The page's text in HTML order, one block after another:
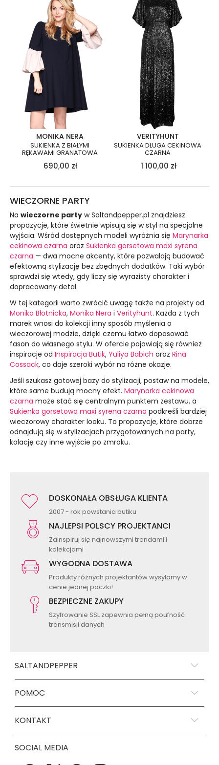
MONIKA NERA
SUKIENKA Z BIAŁYMI
RĘKAWAMI GRANATOWA
690,00 zł
VERITYHUNT
SUKIENKA DŁUGA CEKINOWA
CZARNA
1 100,00 zł
WIECZORNE PARTY
Na wieczorne party w Saltandpepper.pl znajdziesz
propozycje, które świetnie wpisują się w styl na specjalne
wyjścia. Wśród dostępnych modeli wyróżnia się Marynarka
cekinowa czarna oraz Sukienka gorsetowa maxi syrena
czarna — dwa mocne akcenty, które pozwalają budować
efektowną stylizację bez zbędnych dodatków. Taki wybór
sprawdzi się wtedy, gdy liczy się wyrazisty charakter i
dopracowany detal.
W tej kategorii warto zwrócić uwagę także na projekty od
Monika Błotnicka, Monika Nera i Verityhunt. Każda z tych
marek wnosi do kolekcji inny sposób myślenia o
wieczorowej modzie, dzięki czemu łatwo dopasować
fason do własnego stylu. W ofercie pojawiają się również
inspiracje od Inspiracja Butik, Yuliya Babich oraz Rina
Cossack, co daje szeroki wybór na różne okazje.
Jeśli szukasz gotowej bazy do stylizacji, postaw na modele,
które same budują mocny efekt. Marynarka cekinowa
czarna może stać się centralnym punktem zestawu, a
Sukienka gorsetowa maxi syrena czarna podkreśli bardziej
wieczorowy charakter looku. To propozycje, które dobrze
odnajdują się w stylizacjach przygotowanych na party,
kolację czy inne wyjście po zmroku.
DOSKONAŁA OBSŁUGA KLIENTA
2007 - rok powstania butiku
NAJLEPSI POLSCY PROJEKTANCI
Zainspiruj się najnowszymi trendami i
kolekcjami
WYGODNA DOSTAWA
Produkty różnych projektantów wysyłamy w
cenie jednej paczki!
BEZPIECZNE ZAKUPY
Szyfrowanie SSL zapewnia pełną poufność
transmisji danych
SALTANDPEPPER
POMOC
KONTAKT
SOCIAL MEDIA